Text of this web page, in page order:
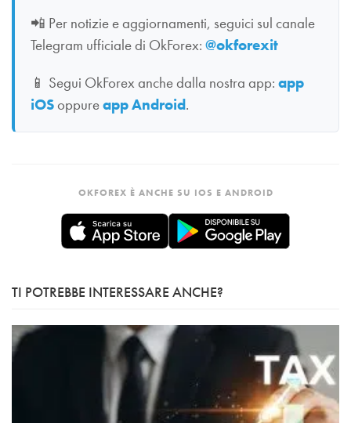
📲 Per notizie e aggiornamenti, seguici sul canale
Telegram ufficiale di OkForex: @okforexit
📱 Segui OkForex anche dalla nostra app: app
iOSoppureapp Android.
OKFOREX È ANCHE SU IOS E ANDROID
TI POTREBBE INTERESSARE ANCHE?